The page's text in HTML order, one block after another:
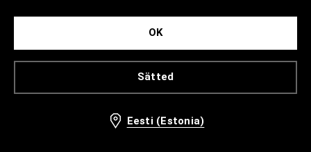
Sätted
OK
Eesti (Estonia)